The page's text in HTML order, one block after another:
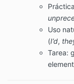
Uso
(I’d,
Tarea: